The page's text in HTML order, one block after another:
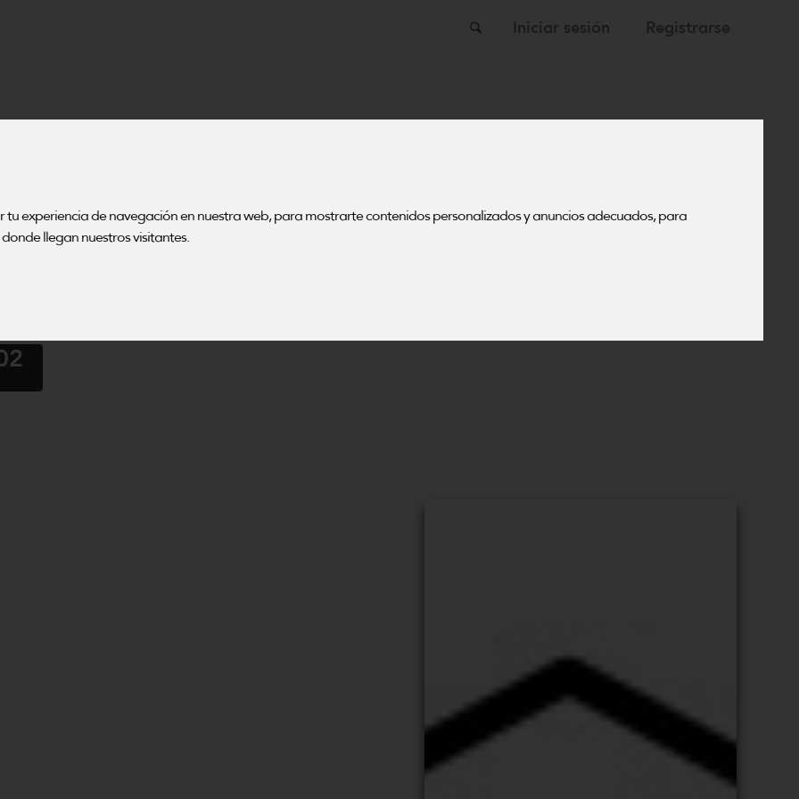
experiencia de navegación en nuestra web, para mostrarte contenidos personalizados y anuncios adecuados, para
llegan nuestros visitantes.
Registrarse
Iniciar sesión
Buscar
la